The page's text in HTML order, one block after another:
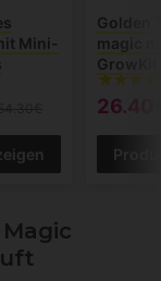
Mini-
Golden
magic
GrowKit